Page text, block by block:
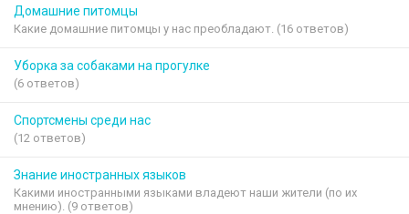
Домашние питомцы
Какие домашние питомцы у нас преобладают. (16 ответов)
Уборка за собаками на прогулке
(6 ответов)
Спортсмены среди нас
(12 ответов)
Знание иностранных языков
Какими иностранными языками владеют наши жители (по их
мнению). (9 ответов)